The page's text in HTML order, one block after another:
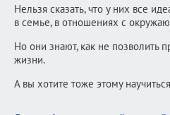
Нельзя сказать, что у них все
в семье, в отношениях с
Но они знают, как не позволить
жизни.
А вы хотите тоже этому